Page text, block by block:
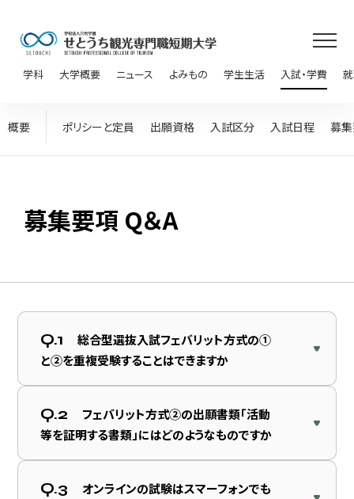
学科 大学概要 ニュース よみもの 学生生活 入試・学費
概要 ポリシーと定員 出願資格 入試区分 入試日程 募
募集要項 Q＆A
Q.1
総合型選抜入試フェバリット方式の①
と②を重複受験することはできますか
Q.2
フェバリット方式②の出願書類「活動
等を証明する書類」にはどのようなものですか
Q.3
オンラインの試験はスマーフォンでも